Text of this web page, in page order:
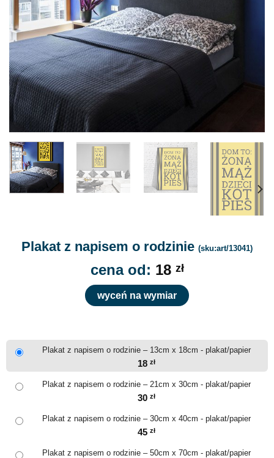
Plakat z napisem o rodzinie (sku:art/13041)
cena od: 18 zł
wyceń na wymiar
Plakat z napisem o rodzinie – 13cm x 18cm - plakat/papier
18 zł
Plakat z napisem o rodzinie – 21cm x 30cm - plakat/papier
30 zł
Plakat z napisem o rodzinie – 30cm x 40cm - plakat/papier
45 zł
Plakat z napisem o rodzinie – 50cm x 70cm - plakat/papier